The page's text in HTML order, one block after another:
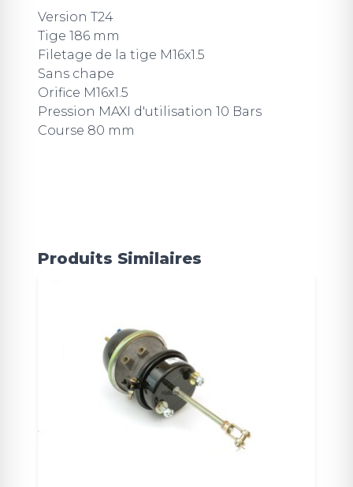
Version T24
Tige 186 mm
Filetage de la tige M16x1.5
Sans chape
Orifice M16x1.5
Pression MAXI d'utilisation 10 Bars
Course 80 mm
Produits Similaires